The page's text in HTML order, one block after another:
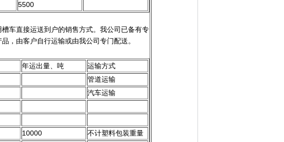
5500
车直接运送到户的销售方式。我公司已备有专
，由客户自行运输或由我公司专门配送。
年运出量、吨
运输方式
管道运输
汽车运输
10000
不计塑料包装重量